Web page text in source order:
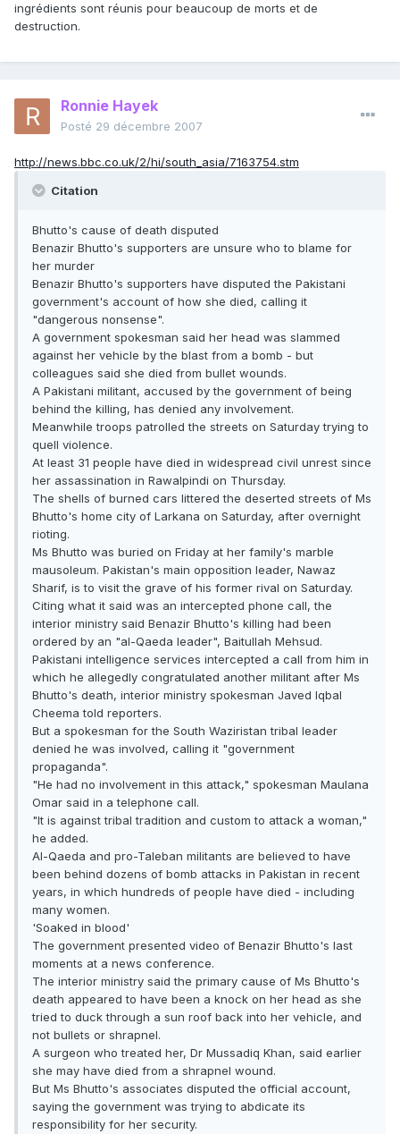
ingrédients sont réunis pour beaucoup de morts et de
destruction.
Ronnie Hayek
Posté 29 décembre 2007
http://news.bbc.co.uk/2/hi/south_asia/7163754.stm
Citation
Bhutto's cause of death disputed
Benazir Bhutto's supporters are unsure who to blame for
her murder
Benazir Bhutto's supporters have disputed the Pakistani
government's account of how she died, calling it
"dangerous nonsense".
A government spokesman said her head was slammed
against her vehicle by the blast from a bomb - but
colleagues said she died from bullet wounds.
A Pakistani militant, accused by the government of being
behind the killing, has denied any involvement.
Meanwhile troops patrolled the streets on Saturday trying to
quell violence.
At least 31 people have died in widespread civil unrest since
her assassination in Rawalpindi on Thursday.
The shells of burned cars littered the deserted streets of Ms
Bhutto's home city of Larkana on Saturday, after overnight
rioting.
Ms Bhutto was buried on Friday at her family's marble
mausoleum. Pakistan's main opposition leader, Nawaz
Sharif, is to visit the grave of his former rival on Saturday.
Citing what it said was an intercepted phone call, the
interior ministry said Benazir Bhutto's killing had been
ordered by an "al-Qaeda leader", Baitullah Mehsud.
Pakistani intelligence services intercepted a call from him in
which he allegedly congratulated another militant after Ms
Bhutto's death, interior ministry spokesman Javed Iqbal
Cheema told reporters.
But a spokesman for the South Waziristan tribal leader
denied he was involved, calling it "government
propaganda".
"He had no involvement in this attack," spokesman Maulana
Omar said in a telephone call.
"It is against tribal tradition and custom to attack a woman,"
he added.
Al-Qaeda and pro-Taleban militants are believed to have
been behind dozens of bomb attacks in Pakistan in recent
years, in which hundreds of people have died - including
many women.
'Soaked in blood'
The government presented video of Benazir Bhutto's last
moments at a news conference.
The interior ministry said the primary cause of Ms Bhutto's
death appeared to have been a knock on her head as she
tried to duck through a sun roof back into her vehicle, and
not bullets or shrapnel.
A surgeon who treated her, Dr Mussadiq Khan, said earlier
she may have died from a shrapnel wound.
But Ms Bhutto's associates disputed the official account,
saying the government was trying to abdicate its
responsibility for her security.